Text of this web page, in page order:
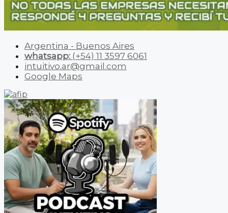
Argentina - Buenos Aires
whatsapp: (+54) 11 3597 6061
intuitivo.ar@gmail.com
Google Maps